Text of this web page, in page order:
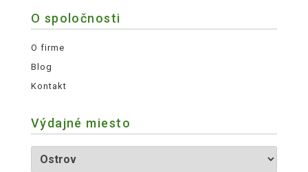
O spoločnosti
O firme
Blog
Kontakt
Výdajné miesto